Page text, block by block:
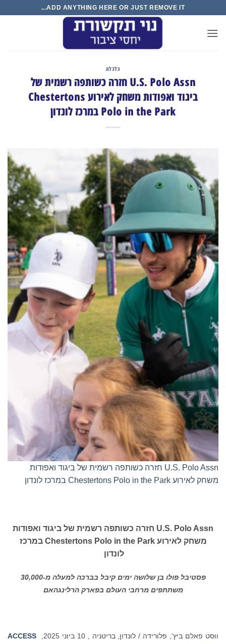
content
ADD ANYTHING HERE OR JUST REMOVE IT...
כלכלה
U.S. Polo Assn חזרה כשותפה רשמית של
ביגוד ואפודות משחק לאירוע Chestertons
Polo in the Park במרכז לונדון
U.S. Polo Assn חזרה כשותפה רשמית של ביגוד ואפודות
משחק לאירוע Chestertons Polo in the Park במרכז לונדון
U.S. Polo Assn חזרה כשותפה רשמית של ביגוד ואפודות
משחק לאירועChestertons Polo in the Park במרכז
לונדון
פסטיבל פולו בן שלושה ימים קיבל בברכה למעלה מ-30,000
משתתפים מרחבי העולם בפארק הרלינגהאם
ווסט פאלם ביץ‘, פלורידה / לונדון, בריטניה , 10 ביוני 2025,
ACCESS